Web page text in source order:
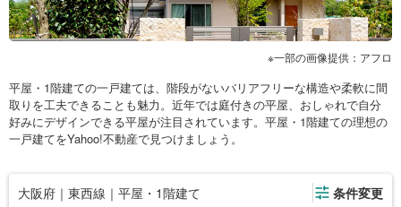
一部の画像提供：アフロ
平屋・1階建ての一戸建ては、階段がないバリアフリーな構造や柔軟に間
取りを工夫できることも魅力。近年では庭付きの平屋、おしゃれで自分
好みにデザインできる平屋が注目されています。平屋・1階建ての理想の
一戸建てをYahoo!不動産で見つけましょう。
大阪府｜東西線｜平屋・1階建て 条件変更